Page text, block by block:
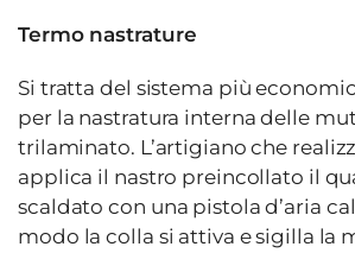
Termo nastrature
Si tratta del sistema più
per la nastratura interna delle
trilaminato. L’artigiano che
applica il nastro preincollato il
scaldato con una pistola d’aria
modo la colla si attiva e sigilla la